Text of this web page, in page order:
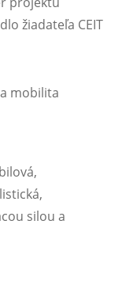
žiadateľa CEIT
mobilita
silou a